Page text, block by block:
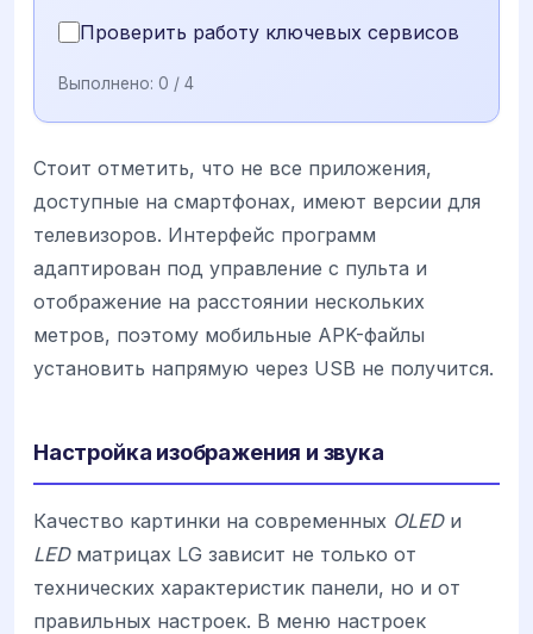
Проверить работу ключевых сервисов
Выполнено: 0 / 4
Стоит отметить, что не все приложения,
доступные на смартфонах, имеют версии для
телевизоров. Интерфейс программ
адаптирован под управление с пульта и
отображение на расстоянии нескольких
метров, поэтому мобильные APK-файлы
установить напрямую через USB не получится.
Настройка изображения и звука
Качество картинки на современных OLEDи
LEDматрицах LG зависит не только от
технических характеристик панели, но и от
правильных настроек. В меню настроек